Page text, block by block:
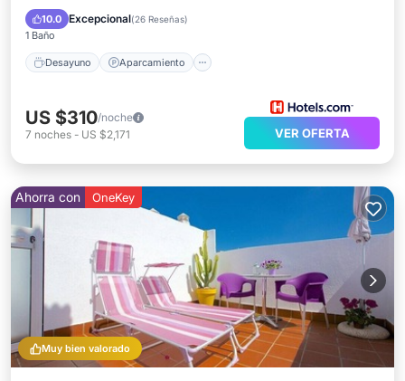
10.0 Excepcional(26 Reseñas)
1 Baño
Desayuno Aparcamiento
Spa
US $310/noche
7 noches - US $2,171 VER OFERTA
Muy bien valorado
Ahorra con OneKey